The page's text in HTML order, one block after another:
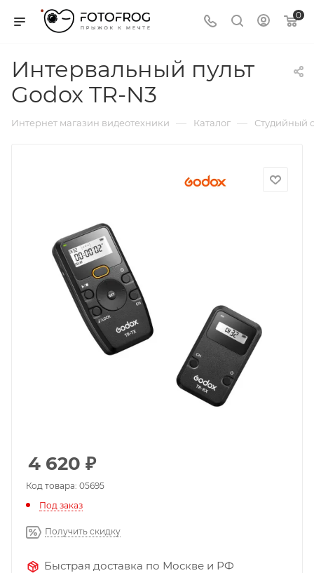
0
Интервальный пульт
Godox TR-N3
Интернет магазин видеотехники — Каталог — Студийный
4 620 ₽
Код товара: 05695
Под заказ
Получить скидку
Быстрая доставка по Москве и РФ